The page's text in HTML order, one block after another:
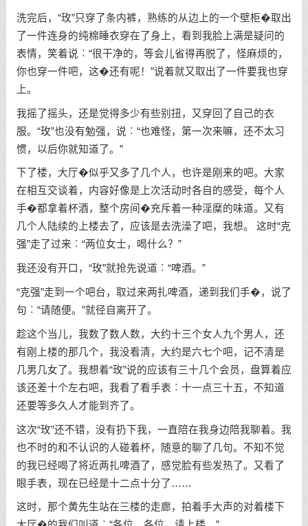
洗完后，“玫”只穿了条内裤，熟练的从边上的一个壁柜�取出
了一件连身的纯棉睡衣穿在了身上，看到我脸上满是疑问的
表情，笑着说︰“很干净的，等会儿省得再脱了，怪麻烦的，
你也穿一件吧，这�还有呢！”说着就又取出了一件要我也穿
上。
我摇了摇头，还是觉得多少有些别扭，又穿回了自己的衣
服。“玫”也没有勉强，说︰“也难怪，第一次来嘛，还不太习
惯，以后你就知道了。”
下了楼，大厅�似乎又多了几个人，也许是刚来的吧。大家
在相互交谈着，内容好像是上次活动时各自的感受，每个人
手�都拿着杯酒，整个房间�充斥着一种淫糜的味道。又有
几个人陆续的上楼去了，应该是去洗澡了吧，我想。 这时“克
强”走了过来︰“两位女士，喝什么？”
我还没有开口，“玫”就抢先说道︰“啤酒。”
“克强”走到一个吧台，取过来两扎啤酒，递到我们手�，说了
句︰“请随便。”就径自离开了。
趁这个当儿，我数了数人数，大约十三个女人九个男人，还
有刚上楼的那几个，我没看清，大约是六七个吧，记不清是
几男几女了。我想着“玫”说的应该有三十几个会员，盘算着应
该还差十个左右吧，我看了看手表︰十一点三十五，不知道
还要等多久人才能到齐了。
这次“玫”还不错，没有扔下我，一直陪在我身边陪我聊着。我
也不时的和不认识的人碰着杯，随意的聊了几句。不知不觉
的我已经喝了将近两扎啤酒了，感觉脸有些发热了。又看了
眼手表，现在已经是十二点十分了……
这时，那个黄先生站在三楼的走廊，拍着手大声的对着楼下